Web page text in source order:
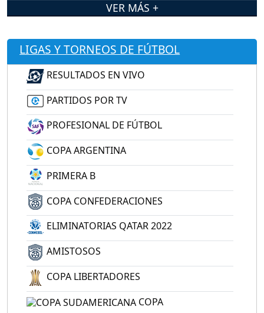
VER MÁS +
LIGAS Y TORNEOS DE FÚTBOL
RESULTADOS EN VIVO
PARTIDOS POR TV
PROFESIONAL DE FÚTBOL
COPA ARGENTINA
PRIMERA B
COPA CONFEDERACIONES
ELIMINATORIAS QATAR 2022
AMISTOSOS
COPA LIBERTADORES
COPA